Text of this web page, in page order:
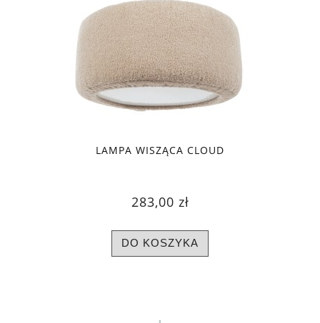
LAMPA WISZĄCA CLOUD
283,00 zł
DO KOSZYKA